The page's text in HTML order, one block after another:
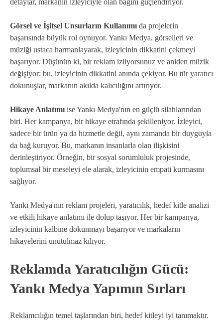
Görsel ve İşitsel Unsurların Kullanımı da projelerin
başarısında büyük rol oynuyor. Yankı Medya, görselleri ve
müziği ustaca harmanlayarak, izleyicinin dikkatini çekmeyi
başarıyor. Düşünün ki, bir reklam izliyorsunuz ve aniden müzik
değişiyor; bu, izleyicinin dikkatini anında çekiyor. Bu tür yaratıcı
dokunuşlar, markanın akılda kalıcılığını artırıyor.
Hikaye Anlatımı ise Yankı Medya'nın en güçlü silahlarından
biri. Her kampanya, bir hikaye etrafında şekilleniyor. İzleyici,
sadece bir ürün ya da hizmetle değil, aynı zamanda bir duyguyla
da bağ kuruyor. Bu, markanın insanlarla olan ilişkisini
derinleştiriyor. Örneğin, bir sosyal sorumluluk projesinde,
toplumsal bir meseleyi ele alarak, izleyicinin empati kurmasını
sağlıyor.
Yankı Medya'nın reklam projeleri, yaratıcılık, hedef kitle analizi
ve etkili hikaye anlatımı ile dolup taşıyor. Her bir kampanya,
izleyicinin kalbine dokunmayı başarıyor ve markaların
hikayelerini unutulmaz kılıyor.
Reklamda Yaratıcılığın Gücü:
Yankı Medya Yapımın Sırları
Reklamcılığın temel taşlarından biri, hedef kitleyi iyi tanımaktır.